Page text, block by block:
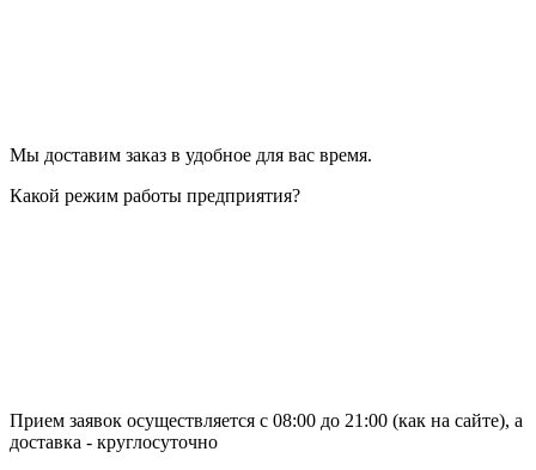
Мы доставим заказ в удобное для вас время.
Какой режим работы предприятия?
Прием заявок осуществляется с 08:00 до 21:00 (как на сайте), а
доставка - круглосуточно